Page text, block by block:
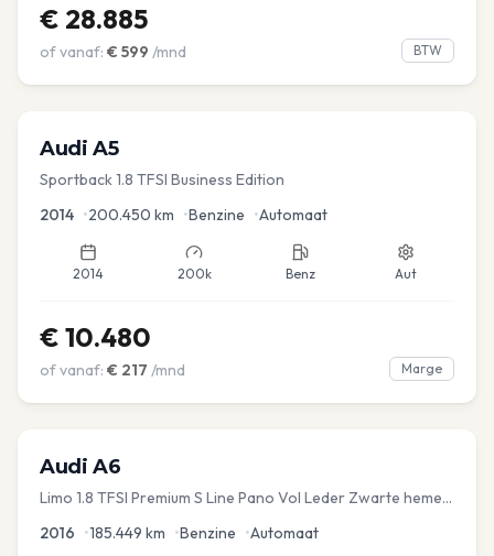
€ 28.885
of vanaf: € 599 /mnd BTW
Audi A5
Sportback 1.8 TFSI Business Edition
2014 •200.450 km •Benzine •Automaat
2014 200k Benz Aut
€ 10.480
of vanaf: € 217 /mnd Marge
Audi A6
Limo 1.8 TFSI Premium S Line Pano Vol Leder Zwarte hemel
2016 •185.449 km •Benzine •Automaat